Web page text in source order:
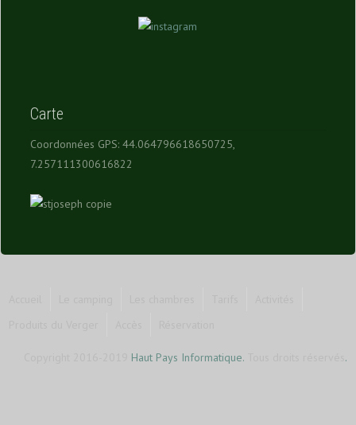
Carte
Coordonnées GPS: 44.064796618650725,
7.257111300616822
Haut Pays Informatique.Tous droits réservés .